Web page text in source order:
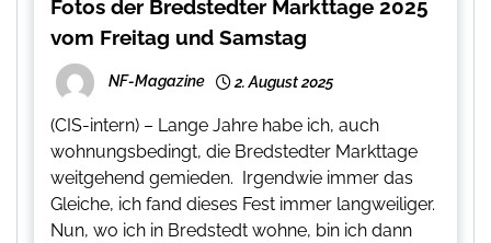
Fotos der Bredstedter Markttage 2025
vom Freitag und Samstag
NF-Magazine 2. August 2025
(CIS-intern) – Lange Jahre habe ich, auch
wohnungsbedingt, die Bredstedter Markttage
weitgehend gemieden. Irgendwie immer das
Gleiche, ich fand dieses Fest immer langweiliger.
Nun, wo ich in Bredstedt wohne, bin ich dann